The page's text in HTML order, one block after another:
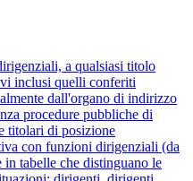
a qualsiasi titolo
inclusi quelli conferiti
dall'organo di indirizzo
procedure pubbliche di
titolari di posizione
con funzioni dirigenziali (da
in tabelle che distinguano le